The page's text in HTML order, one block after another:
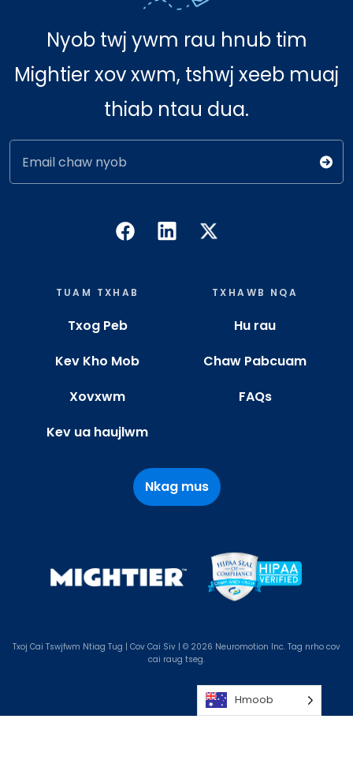
Nyob twj ywm rau hnub tim
Mightier xov xwm, tshwj xeeb muaj
thiab ntau dua.
Email chaw nyob
TUAM TXHAB
Txog Peb
Kev Kho Mob
Xovxwm
Kev ua haujlwm
TXHAWB NQA
Hu rau
Chaw Pabcuam
FAQs
Nkag mus
Txoj Cai Tswjfwm Ntiag Tug | Cov Cai Siv | © 2026 Neuromotion Inc. Tag nrho cov
cai raug tseg.
Hmoob